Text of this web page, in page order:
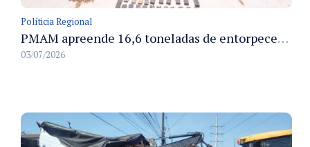
Políticia Regional
PMAM apreende 16,6 toneladas de entorpecentes e registra aumento nas prisões em flagrante e nas capturas de foragidos no primeiro semestre de 2026
03/07/2026